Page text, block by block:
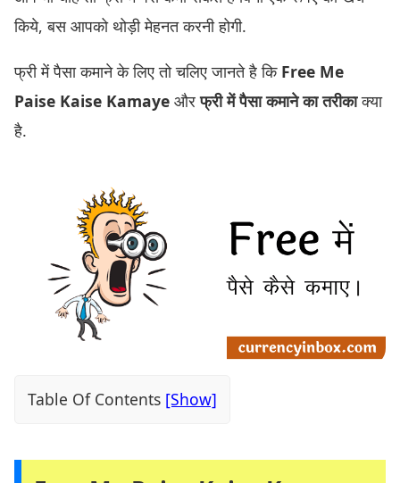
किये, बस आपको थोड़ी मेहनत करनी होगी.
फ्री में पैसा कमाने के लिए तो चलिए जानते है कि Free Me
Paise Kaise Kamaye औरफ्री में पैसा कमाने का तरीकाक्या
है.
Table Of Contents